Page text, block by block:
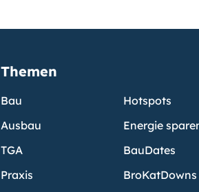
Themen
Bau
Ausbau
TGA
Praxis
Hotspots
Energie
BauDates
BroKatDowns